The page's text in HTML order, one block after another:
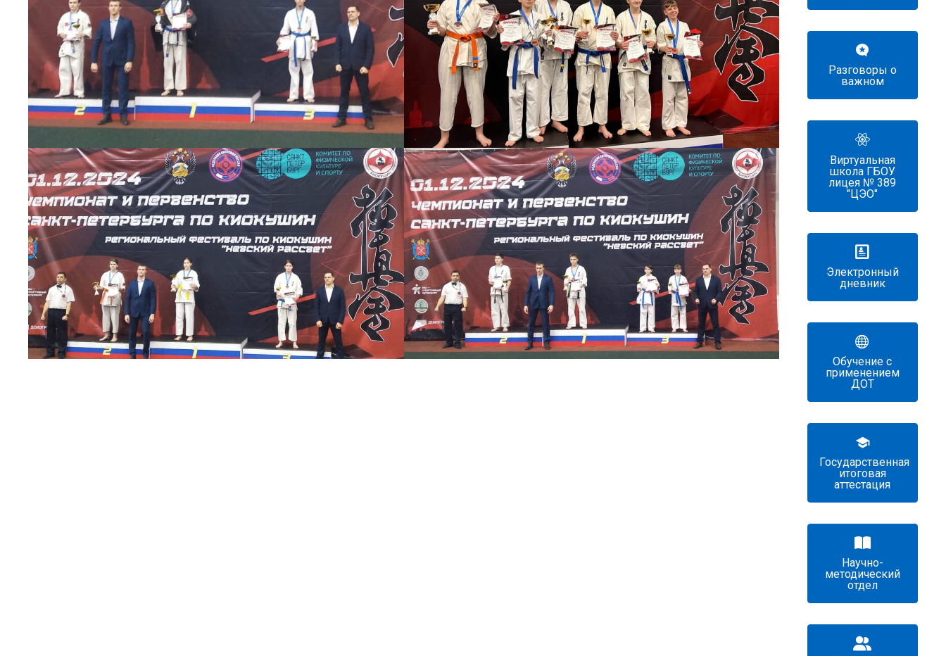
Разговоры о
важном
Виртуальная
школа ГБОУ
лицея № 389
"ЦЭО"
Электронный
дневник
Обучение с
применением
ДОТ
Государственная
итоговая
аттестация
Научно-
методический
отдел